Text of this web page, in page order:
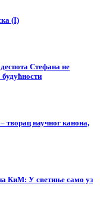
(I)
Стефана не
научног канона,
КиМ: У светиње само уз